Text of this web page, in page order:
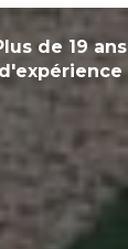
de 19 ans
d'expérience